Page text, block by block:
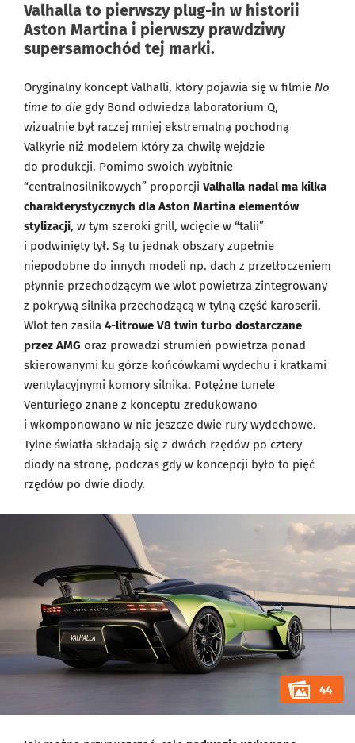
Valhalla to pierwszy plug-in w historii
Aston Martina i pierwszy prawdziwy
supersamochód tej marki.
Oryginalny koncept Valhalli, który pojawia się w filmie No
time to die gdy Bond odwiedza laboratorium Q,
wizualnie był raczej mniej ekstremalną pochodną
Valkyrie niż modelem który za chwilę wejdzie
do produkcji. Pomimo swoich wybitnie
“centralnosilnikowych” proporcji Valhalla nadal ma kilka
charakterystycznych dla Aston Martina elementów
stylizacji, w tym szeroki grill, wcięcie w “talii”
i podwinięty tył. Są tu jednak obszary zupełnie
niepodobne do innych modeli np. dach z przetłoczeniem
płynnie przechodzącym we wlot powietrza zintegrowany
z pokrywą silnika przechodzącą w tylną część karoserii.
Wlot ten zasila 4-litrowe V8 twin turbo dostarczane
przez AMG oraz prowadzi strumień powietrza ponad
skierowanymi ku górze końcówkami wydechu i kratkami
wentylacyjnymi komory silnika. Potężne tunele
Venturiego znane z konceptu zredukowano
i wkomponowano w nie jeszcze dwie rury wydechowe.
Tylne światła składają się z dwóch rzędów po cztery
diody na stronę, podczas gdy w koncepcji było to pięć
rzędów po dwie diody.
44